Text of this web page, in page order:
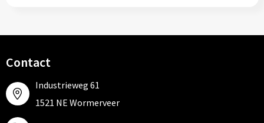
Contact
Industrieweg 61
1521 NE Wormerveer